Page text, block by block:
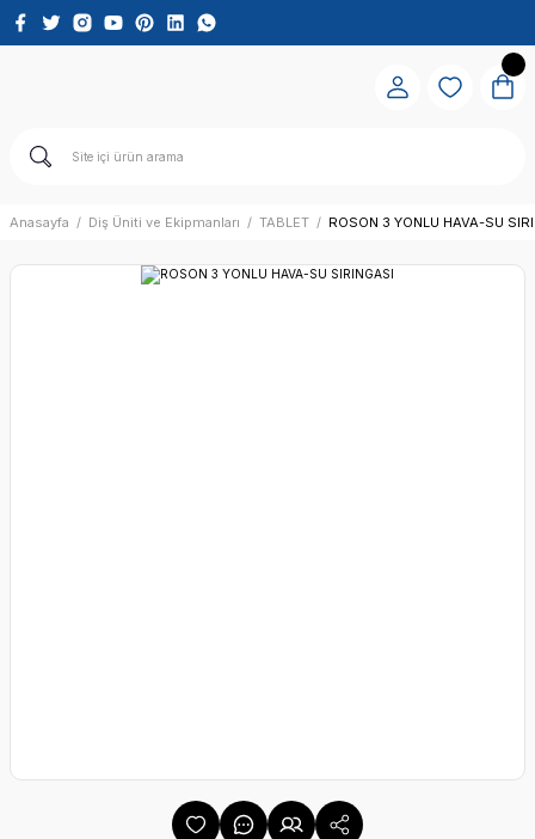
Anasayfa Diş Üniti ve Ekipmanları TABLET ROSON 3 YONLU HAVA-SU